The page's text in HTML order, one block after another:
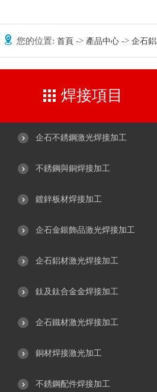
您的位置: 首頁 -> 產品中心 -> 企石
焊接項目
企石不銹鋼激光焊接加工
不銹鋼與銅焊接加工
鍍鋅板材焊接加工
企石金銀飾品激光焊接加工
企石鋁材激光焊接加工
鈦及鈦合金金焊接加工
企石鐵材激光焊接加工
銅材焊接激光加工
不銹鋼配件焊接加工